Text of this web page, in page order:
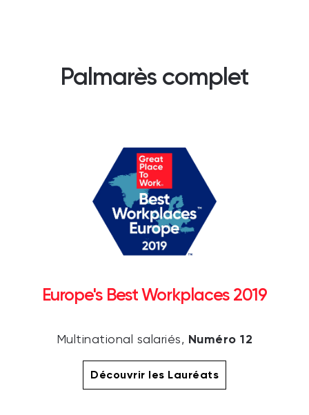
Palmarès complet
Europe's Best Workplaces 2019
Multinational salariés, Numéro 12
Découvrir les Lauréats